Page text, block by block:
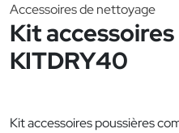
Accessoires de nettoyage
Kit
KITDRY40
Kit accessoires poussières